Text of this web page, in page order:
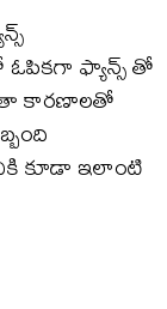
ఫ్యాన్స్ తో
కారణాలతో
కూడా ఇలాంటి